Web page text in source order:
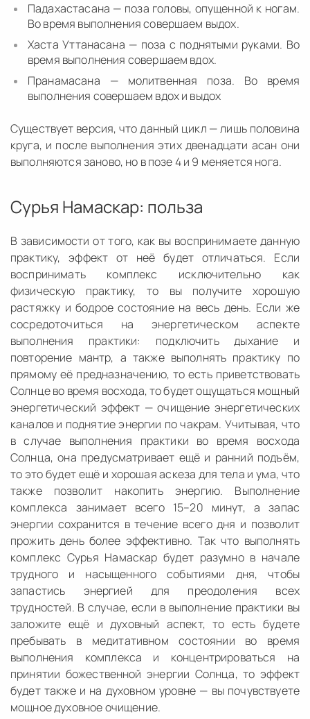
Падахастасана — поза головы, опущенной к ногам.
Во время выполнения совершаем выдох.
Хаста Уттанасана — поза с поднятыми руками. Во
время выполнения совершаем вдох.
Пранамасана — молитвенная поза. Во время
выполнения совершаем вдох и выдох
Существует версия, что данный цикл — лишь половина
круга, и после выполнения этих двенадцати асан они
выполняются заново, но в позе 4 и 9 меняется нога.
Сурья Намаскар: польза
В зависимости от того, как вы воспринимаете данную
практику, эффект от неё будет отличаться. Если
воспринимать комплекс исключительно как
физическую практику, то вы получите хорошую
растяжку и бодрое состояние на весь день. Если же
сосредоточиться на энергетическом аспекте
выполнения практики: подключить дыхание и
повторение мантр, а также выполнять практику по
прямому её предназначению, то есть приветствовать
Солнце во время восхода, то будет ощущаться мощный
энергетический эффект — очищение энергетических
каналов и поднятие энергии по чакрам. Учитывая, что
в случае выполнения практики во время восхода
Солнца, она предусматривает ещё и ранний подъём,
то это будет ещё и хорошая аскеза для тела и ума, что
также позволит накопить энергию. Выполнение
комплекса занимает всего 15–20 минут, а запас
энергии сохранится в течение всего дня и позволит
прожить день более эффективно. Так что выполнять
комплекс Сурья Намаскар будет разумно в начале
трудного и насыщенного событиями дня, чтобы
запастись энергией для преодоления всех
трудностей. В случае, если в выполнение практики вы
заложите ещё и духовный аспект, то есть будете
пребывать в медитативном состоянии во время
выполнения комплекса и концентрироваться на
принятии божественной энергии Солнца, то эффект
будет также и на духовном уровне — вы почувствуете
мощное духовное очищение.